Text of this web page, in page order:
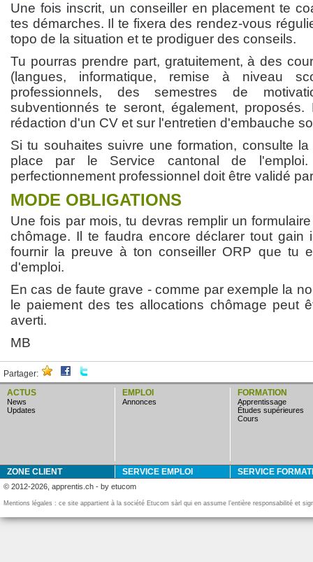
Une fois inscrit, un conseiller en placement te
tes démarches. Il te fixera des rendez-vous
topo de la situation et te prodiguer des conseils.
Tu pourras prendre part, gratuitement, à des
(langues, informatique, remise à niveau
professionnels, des semestres de
subventionnés te seront, également,
rédaction d'un CV et sur l'entretien d'embauche
Si tu souhaites suivre une formation, consulte
place par le Service cantonal de
perfectionnement professionnel doit être validé
MODE OBLIGATIONS
Une fois par mois, tu devras remplir un
chômage. Il te faudra encore déclarer tout gain
fournir la preuve à ton conseiller ORP que tu
d'emploi.
En cas de faute grave - comme par exemple la
le paiement des tes allocations chômage peut
averti.
MB
Partager:
ACTUS
news
updates
EMPLOI
annonces
FORMATION
apprentissage
études supérieures
cours
ZONE CLIENT SERVICE EMPLOI SERVICE
© 2012-2026, apprentis.ch - by etucom
Mentions légales : ce site appartient à la société Etucom sàrl qui en assume l’entière responsabilité et